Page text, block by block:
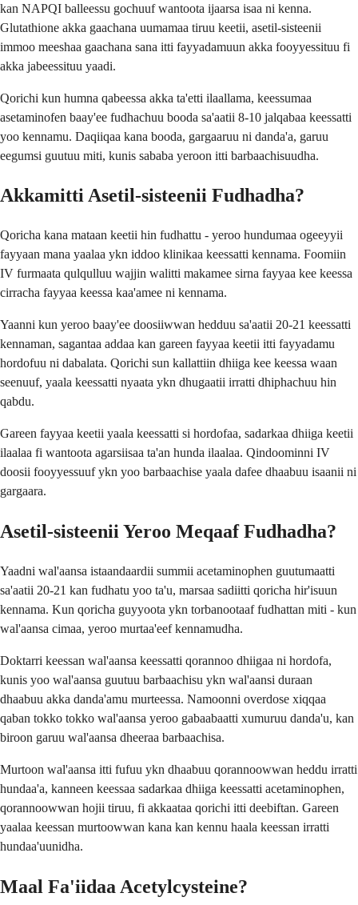
kan NAPQI balleessu gochuuf wantoota ijaarsa isaa ni kenna.
Glutathione akka gaachana uumamaa tiruu keetii, asetil-sisteenii
immoo meeshaa gaachana sana itti fayyadamuun akka fooyyessituu fi
akka jabeessituu yaadi.
Qorichi kun humna qabeessa akka ta'etti ilaallama, keessumaa
asetaminofen baay'ee fudhachuu booda sa'aatii 8-10 jalqabaa keessatti
yoo kennamu. Daqiiqaa kana booda, gargaaruu ni danda'a, garuu
eegumsi guutuu miti, kunis sababa yeroon itti barbaachisuudha.
Akkamitti Asetil-sisteenii Fudhadha?
Qoricha kana mataan keetii hin fudhattu - yeroo hundumaa ogeeyyii
fayyaan mana yaalaa ykn iddoo klinikaa keessatti kennama. Foomiin
IV furmaata qulqulluu wajjin walitti makamee sirna fayyaa kee keessa
cirracha fayyaa keessa kaa'amee ni kennama.
Yaanni kun yeroo baay'ee doosiiwwan hedduu sa'aatii 20-21 keessatti
kennaman, sagantaa addaa kan gareen fayyaa keetii itti fayyadamu
hordofuu ni dabalata. Qorichi sun kallattiin dhiiga kee keessa waan
seenuuf, yaala keessatti nyaata ykn dhugaatii irratti dhiphachuu hin
qabdu.
Gareen fayyaa keetii yaala keessatti si hordofaa, sadarkaa dhiiga keetii
ilaalaa fi wantoota agarsiisaa ta'an hunda ilaalaa. Qindoominni IV
doosii fooyyessuuf ykn yoo barbaachise yaala dafee dhaabuu isaanii ni
gargaara.
Asetil-sisteenii Yeroo Meqaaf Fudhadha?
Yaadni wal'aansa istaandaardii summii acetaminophen guutumaatti
sa'aatii 20-21 kan fudhatu yoo ta'u, marsaa sadiitti qoricha hir'isuun
kennama. Kun qoricha guyyoota ykn torbanootaaf fudhattan miti - kun
wal'aansa cimaa, yeroo murtaa'eef kennamudha.
Doktarri keessan wal'aansa keessatti qorannoo dhiigaa ni hordofa,
kunis yoo wal'aansa guutuu barbaachisu ykn wal'aansi duraan
dhaabuu akka danda'amu murteessa. Namoonni overdose xiqqaa
qaban tokko tokko wal'aansa yeroo gabaabaatti xumuruu danda'u, kan
biroon garuu wal'aansa dheeraa barbaachisa.
Murtoon wal'aansa itti fufuu ykn dhaabuu qorannoowwan heddu irratti
hundaa'a, kanneen keessaa sadarkaa dhiiga keessatti acetaminophen,
qorannoowwan hojii tiruu, fi akkaataa qorichi itti deebiftan. Gareen
yaalaa keessan murtoowwan kana kan kennu haala keessan irratti
hundaa'uunidha.
Maal Fa'iidaa Acetylcysteine?